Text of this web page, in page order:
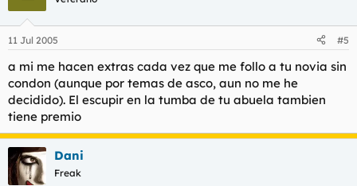
11 Jul 2005 #5
a mi me hacen extras cada vez que me follo a tu novia sin
condon (aunque por temas de asco, aun no me he
decidido). El escupir en la tumba de tu abuela tambien
tiene premio
Dani
Freak